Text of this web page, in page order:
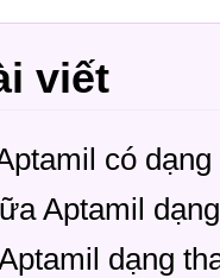
viết
có
Aptamil
dạng